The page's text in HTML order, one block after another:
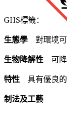
GHS標籤：
生態學 對環境
生物降解性 可降
特性 具有優良
制法及工藝